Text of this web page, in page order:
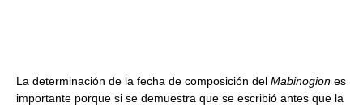
La determinación de la fecha de composición del Mabinogion es
importante porque si se demuestra que se escribió antes que la